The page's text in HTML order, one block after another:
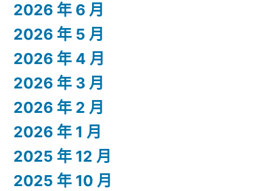
2026 年 6 月
2026 年 5 月
2026 年 4 月
2026 年 3 月
2026 年 2 月
2026 年 1 月
2025 年 12 月
2025 年 10 月